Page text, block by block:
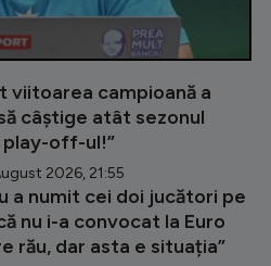
viitoarea campioană a
câștige atât sezonul
play-off-ul!”
2026, 21:55
a numit cei doi jucători pe
nu i-a convocat la Euro
rău, dar asta e situația”